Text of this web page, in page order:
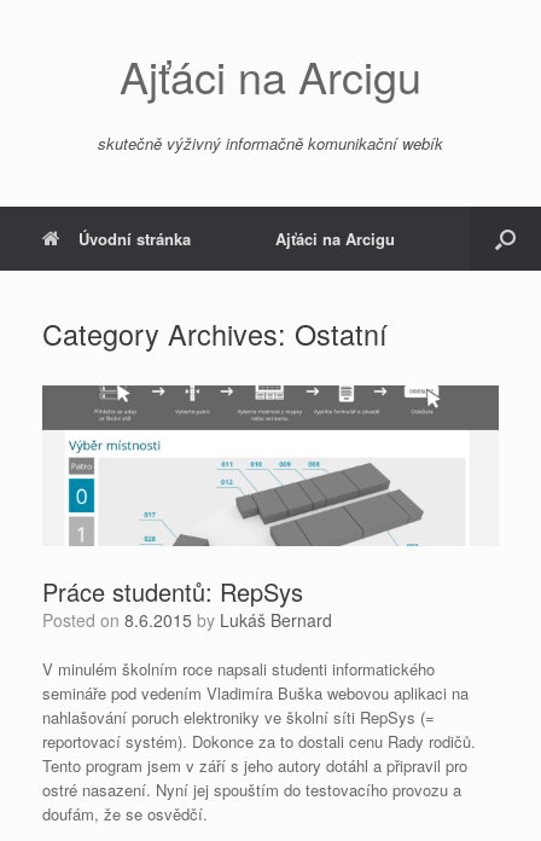
Ajťáci na Arcigu
skutečně výživný informačně komunikační webík
Úvodní stránka Ajťáci na Arcigu
Category Archives: Ostatní
Práce studentů: RepSys
Posted on 8.6.2015 by Lukáš Bernard
V minulém školním roce napsali studenti informatického
semináře pod vedením Vladimíra Buška webovou aplikaci na
nahlašování poruch elektroniky ve školní síti RepSys (=
reportovací systém). Dokonce za to dostali cenu Rady rodičů.
Tento program jsem v září s jeho autory dotáhl a připravil pro
ostré nasazení. Nyní jej spouštím do testovacího provozu a
doufám, že se osvědčí.